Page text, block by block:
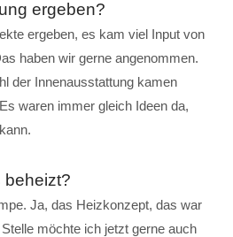
ergeben?
ergeben, es kam viel Input von
haben wir gerne angenommen.
der Innenausstattung kamen
waren immer gleich Ideen da,
beheizt?
Ja, das Heizkonzept, das war
möchte ich jetzt gerne auch